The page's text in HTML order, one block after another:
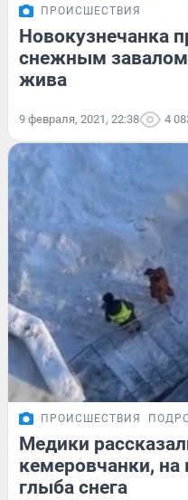
ПРОИСШЕСТВИЯ
Новокузнечанка
снежным завалом
жива
9 февраля, 2021, 22:38 4
ПРОИСШЕСТВИЯ
Медики
кемеровчанки, на
глыба снега